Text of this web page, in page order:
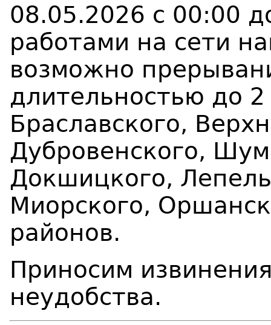
08.05.2026 с 00:00
работами на сети
возможно
длительностью до
Браславского,
Дубровенского,
Докшицкого,
Миорского,
районов.
Приносим
неудобства.